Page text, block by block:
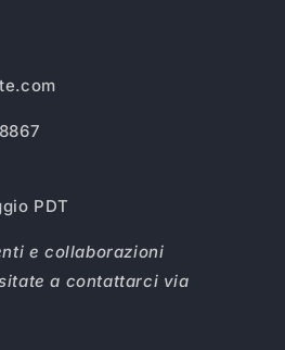
PDT
e collaborazioni
a contattarci via